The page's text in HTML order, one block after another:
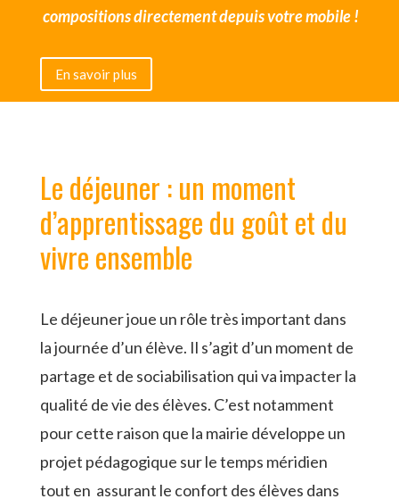
compositions directement depuis votre mobile !
En savoir plus
Le déjeuner : un moment
d’apprentissage du goût et du
vivre ensemble
Le déjeuner joue un rôle très important dans
la journée d’un élève. Il s’agit d’un moment de
partage et de sociabilisation qui va impacter la
qualité de vie des élèves. C’est notamment
pour cette raison que la mairie développe un
projet pédagogique sur le temps méridien
tout en assurant le confort des élèves dans